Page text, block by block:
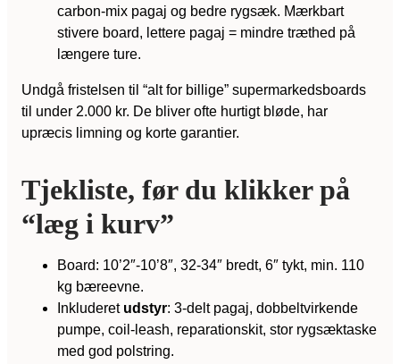
carbon-mix pagaj og bedre rygsæk. Mærkbart
stivere board, lettere pagaj = mindre træthed på
længere ture.
Undgå fristelsen til “alt for billige” supermarkedsboards
til under 2.000 kr. De bliver ofte hurtigt bløde, har
upræcis limning og korte garantier.
Tjekliste, før du klikker på
“læg i kurv”
Board: 10’2″-10’8″, 32-34″ bredt, 6″ tykt, min. 110
kg bæreevne.
Inkluderet udstyr: 3-delt pagaj, dobbeltvirkende
pumpe, coil-leash, reparationskit, stor rygsæktaske
med god polstring.